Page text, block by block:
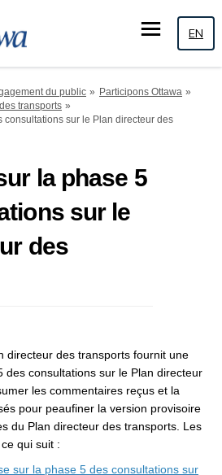
EN
du public
Participons Ottawa
transports
consultations sur le Plan directeur des
la phase 5
sur le
des
directeur des transports fournit une
des consultations sur le Plan directeur
les commentaires reçus et la
pour peaufiner la version provisoire
du Plan directeur des transports. Les
qui suit :
sur la phase 5 des consultations sur